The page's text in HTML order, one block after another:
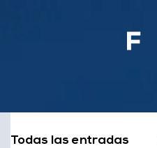
Todas las entradas